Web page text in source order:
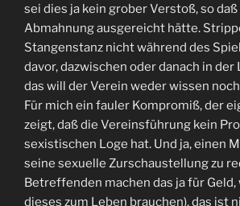
sei dies ja kein grober Verstoß, so daß
Abmahnung ausgereicht hätte.
Stangenstanz nicht während des
davor, dazwischen oder danach in der
das will der Verein weder wissen
Für mich ein fauler Kompromiß, der
zeigt, daß die Vereinsführung kein
sexistischen Loge hat. Und ja, einen
seine sexuelle Zurschaustellung zu
Betreffenden machen das ja für Geld,
dieses zum Leben brauchen), das ist